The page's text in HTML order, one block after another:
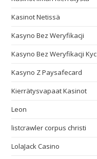
Kasinot Netissä
Kasyno Bez Weryfikacji
Kasyno Bez Weryfikacji Kyc
Kasyno Z Paysafecard
Kierrätysvapaat Kasinot
Leon
listcrawler corpus christi
LolaJack Casino